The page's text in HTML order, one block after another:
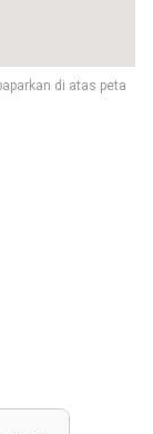
di atas peta